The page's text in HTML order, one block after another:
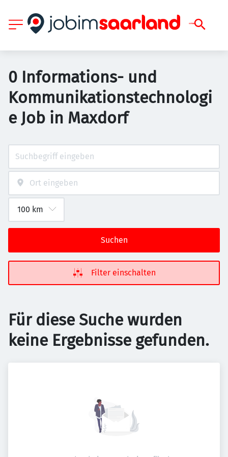
0 Informations- und
Kommunikationstechnologi
e Job in Maxdorf
Suchen
Filter einschalten
Für diese Suche wurden
keine Ergebnisse gefunden.